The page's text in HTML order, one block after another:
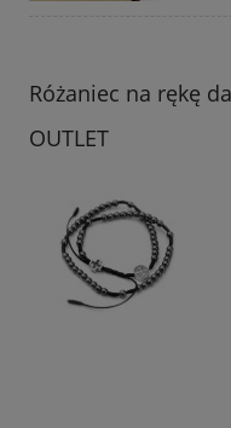
Różaniec na rękę
OUTLET